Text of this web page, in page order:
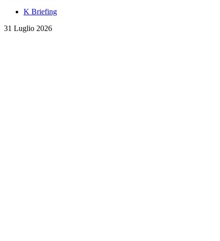
K Briefing
31 Luglio 2026